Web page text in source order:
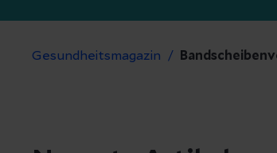
Gesundheitsmagazin